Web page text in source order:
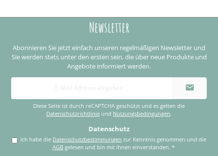
Newsletter
Abonnieren Sie jetzt einfach unseren regelmäßigen Newsletter und
Sie werden stets unter den ersten sein, die über neue Produkte und
Angebote informiert werden.
E-
Adresse
Diese Seite ist durch reCAPTCHA geschützt und es gelten die
Datenschutzrichtlinie und Nutzungsbedingungen.
Datenschutz
Ich habe die Datenschutzbestimmungen
AGB gelesen und bin mit ihnen einverstanden.*